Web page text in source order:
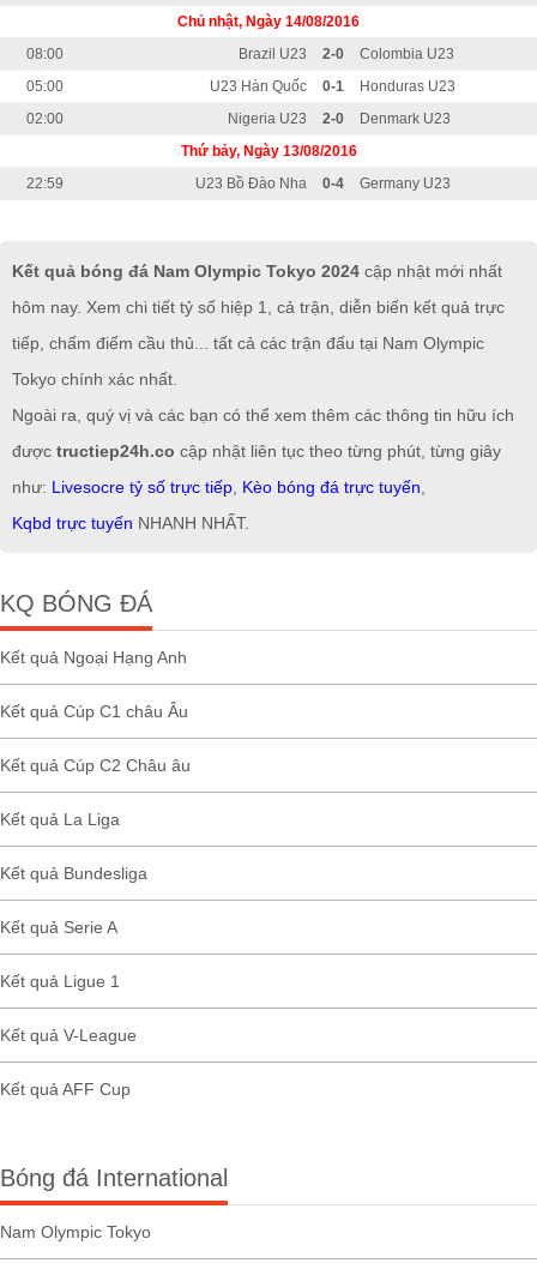
Chủ nhật, Ngày 14/08/2016
08:00
Brazil U23 2-0
Colombia U23
05:00
U23 Hàn Quốc 0-1
Honduras U23
02:00
Nigeria U23 2-0
Denmark U23
Thứ bảy, Ngày 13/08/2016
22:59
U23 Bồ Đào Nha 0-4 Germany U23
Kết quả bóng đá Nam Olympic Tokyo 2024 cập nhật mới nhất
hôm nay. Xem chi tiết tỷ số hiệp 1, cả trận, diễn biến kết quả trực
tiếp, chấm điểm cầu thủ... tất cả các trận đấu tại Nam Olympic
Tokyo chính xác nhất.
Ngoài ra, quý vị và các bạn có thể xem thêm các thông tin hữu ích
được tructiep24h.co cập nhật liên tục theo từng phút, từng giây
như: Livesocre tỷ số trực tiếp Kèo bóng đá trực tuyến
Kqbd trực tuyến NHANH NHẤT.
KQ BÓNG ĐÁ
Kết quả Ngoại Hạng Anh
Kết quả Cúp C1 châu Âu
Kết quả Cúp C2 Châu âu
Kết quả La Liga
Kết quả Bundesliga
Kết quả Serie A
Kết quả Ligue 1
Kết quả V-League
Kết quả AFF Cup
Bóng đá International
Nam Olympic Tokyo